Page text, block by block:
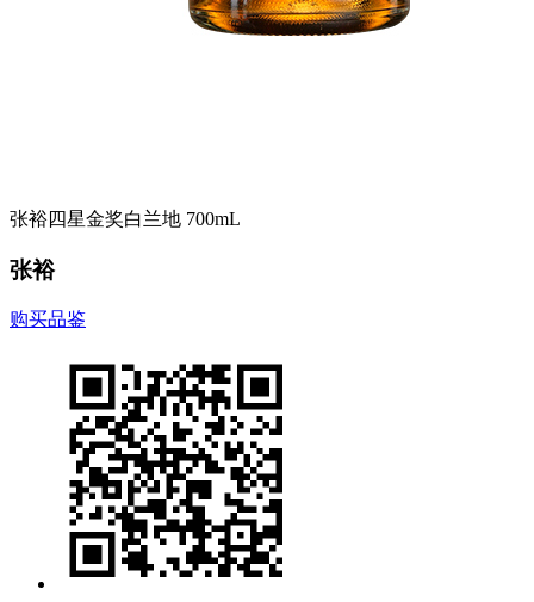
张裕四星金奖白兰地 700mL
张裕
购买品鉴